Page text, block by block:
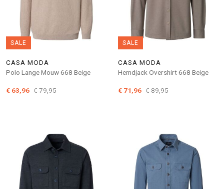
SALE
CASA MODA
Polo Lange Mouw 668 Beige
€ 79,95
€ 63,96
SALE
CASA MODA
Hemdjack Overshirt 668 Beige
€ 89,95
€ 71,96